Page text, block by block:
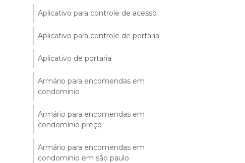
Aplicativo para controle de acesso
Aplicativo para controle de portaria
Aplicativo de portaria
Armário para encomendas em
condomínio
Armário para encomendas em
condomínio preço
Armário para encomendas em
condomínio em são paulo